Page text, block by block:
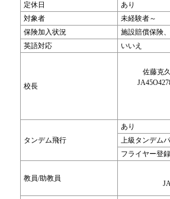
定休日
あり
対象者
未経験者～
保険加入状況
施設賠償保険
英語対応
いいえ
校長
佐藤克
タンデム飛行
あり
上級タンデム
フライヤー登
教員/助教員